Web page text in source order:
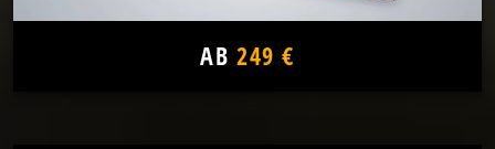
AB 249 €